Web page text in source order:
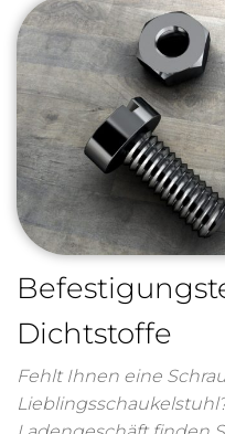
Dichtstoffe
Fehlt Ihnen eine